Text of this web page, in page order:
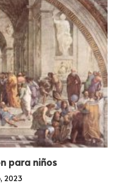
para niños
2023